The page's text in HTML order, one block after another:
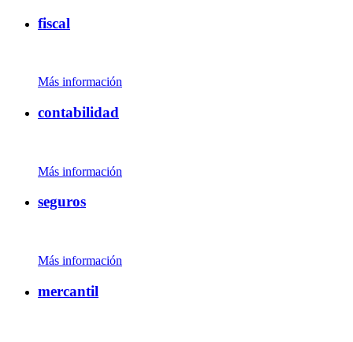
fiscal
Más información
contabilidad
Más información
seguros
Más información
mercantil